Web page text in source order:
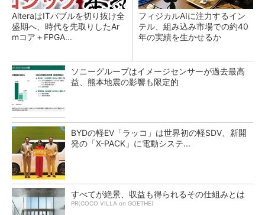
AlteraはITバブルを切り抜け全
盛期へ、時代を先取りしたAr
mコア＋FPGA...
フィジカルAIに注力するイン
テル、組み込み市場での約40
年の実績を生かせるか
ソニーグループはイメージセンサーが過去最高
益、熊本地震の影響も限定的
BYDの軽EV「ラッコ」は世界初の軽SDV、新開
発の「X-PACK」に電動システ...
すべてが絶景、収益も得られるその仕組みとは
PR(COCO VILLA on GOETHE)